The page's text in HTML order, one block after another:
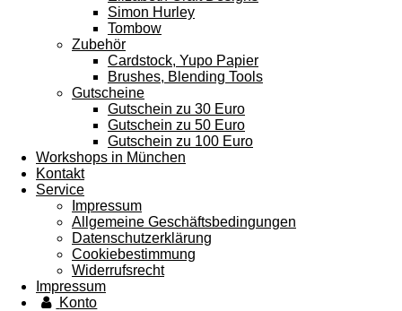
Simon Hurley
Tombow
Zubehör
Cardstock, Yupo Papier
Brushes, Blending Tools
Gutscheine
Gutschein zu 30 Euro
Gutschein zu 50 Euro
Gutschein zu 100 Euro
Workshops in München
Kontakt
Service
Impressum
Allgemeine Geschäftsbedingungen
Datenschutzerklärung
Cookiebestimmung
Widerrufsrecht
Impressum
Konto